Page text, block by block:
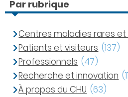
Par rubrique
Centres maladies rares
Patients et visiteurs (137)
Professionnels (47)
Recherche et innovation
À propos du CHU (63)